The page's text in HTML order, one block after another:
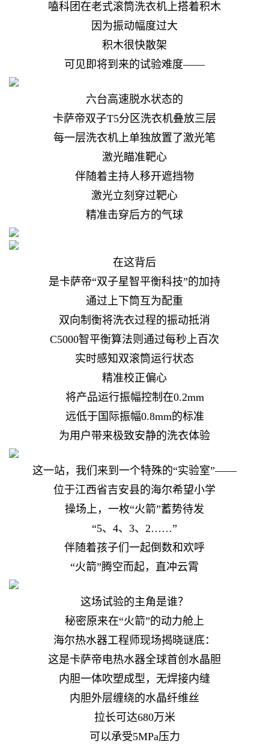
嗑科团在老式滚筒洗衣机上搭着积木
因为振动幅度过大
积木很快散架
可见即将到来的试验难度——
六台高速脱水状态的
卡萨帝双子T5分区洗衣机叠放三层
每一层洗衣机上单独放置了激光笔
激光瞄准靶心
伴随着主持人移开遮挡物
激光立刻穿过靶心
精准击穿后方的气球
在这背后
是卡萨帝“双子星智平衡科技”的加持
通过上下筒互为配重
双向制衡将洗衣过程的振动抵消
C5000智平衡算法则通过每秒上百次
实时感知双滚筒运行状态
精准校正偏心
将产品运行振幅控制在0.2mm
远低于国际振幅0.8mm的标准
为用户带来极致安静的洗衣体验
这一站，我们来到一个特殊的“实验室”——
位于江西省吉安县的海尔希望小学
操场上，一枚“火箭”蓄势待发
“5、4、3、2……”
伴随着孩子们一起倒数和欢呼
“火箭”腾空而起，直冲云霄
这场试验的主角是谁？
秘密原来在“火箭”的动力舱上
海尔热水器工程师现场揭晓谜底：
这是卡萨帝电热水器全球首创水晶胆
内胆一体吹塑成型，无焊接内缝
内胆外层缠绕的水晶纤维丝
拉长可达680万米
可以承受5MPa压力